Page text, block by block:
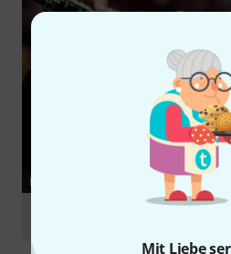
Mit Liebe
RATGEBER